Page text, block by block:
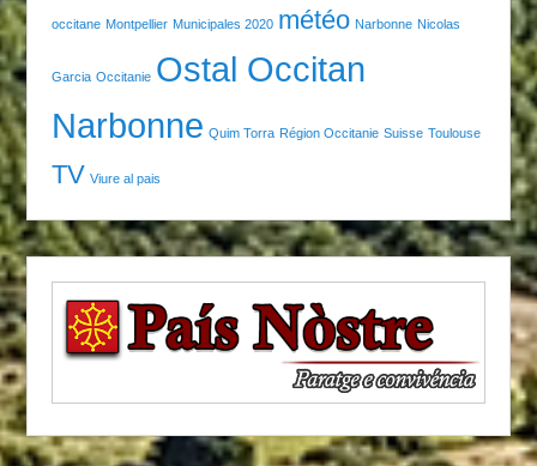
occitane Montpellier Municipales 2020 météo Narbonne Nicolas
Garcia Occitanie Ostal Occitan
Narbonne Quim Torra Région Occitanie Suisse Toulouse
TV Viure al pais